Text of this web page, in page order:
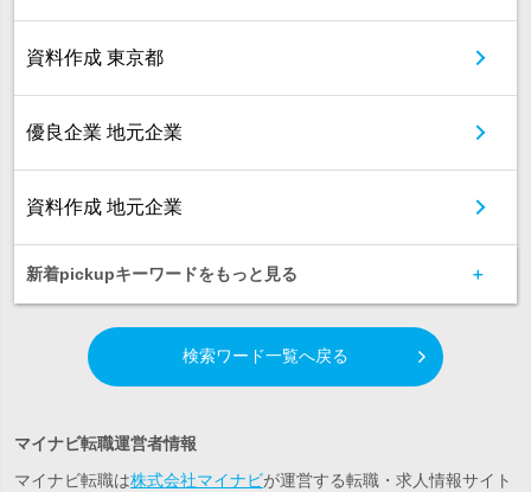
資料作成 東京都
優良企業 地元企業
資料作成 地元企業
新着pickupキーワードをもっと見る
検索ワード一覧へ戻る
マイナビ転職運営者情報
マイナビ転職は株式会社マイナビが運営する転職・求人情報サイト